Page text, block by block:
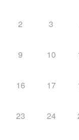
2 3
9 10
16 17
23 24